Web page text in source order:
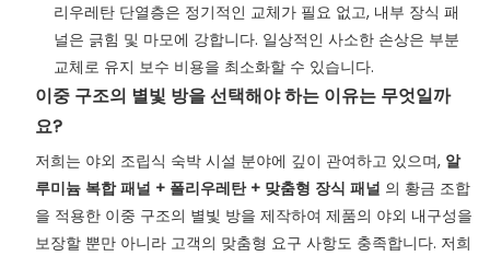
리우레탄 단열층은 정기적인 교체가 필요 없고, 내부 장식 패
널은 긁힘 및 마모에 강합니다. 일상적인 사소한 손상은 부분
교체로 유지 보수 비용을 최소화할 수 있습니다.
이중 구조의 별빛 방을 선택해야 하는 이유는 무엇일까
요?
저희는 야외 조립식 숙박 시설 분야에 깊이 관여하고 있으며, 알
루미늄 복합 패널 + 폴리우레탄 + 맞춤형 장식 패널 의 황금 조합
을 적용한 이중 구조의 별빛 방을 제작하여 제품의 야외 내구성을
보장할 뿐만 아니라 고객의 맞춤형 요구 사항도 충족합니다. 저희